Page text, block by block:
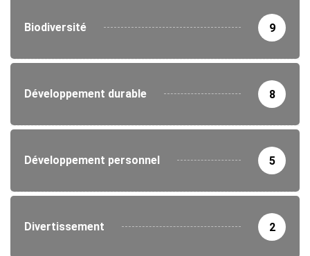
Biodiversité 9
Développement durable 8
Développement personnel 5
Divertissement 2